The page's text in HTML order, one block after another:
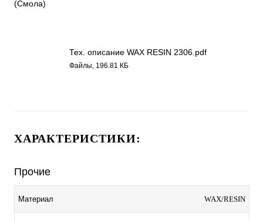
(Смола)
Тех. описание WAX RESIN 2306.pdf
Файлы, 196.81 КБ
ХАРАКТЕРИСТИКИ:
Прочие
Материал WAX/RESIN